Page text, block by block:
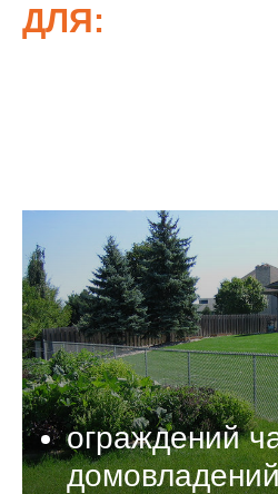
ДЛЯ:
ограждений